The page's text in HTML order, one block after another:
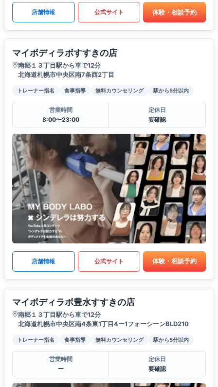
店舗情報 公式サイト 体験・相談予約
マイボディラボすすきの店
南郷１３丁目駅から車で12分
北海道札幌市中央区南7条西2丁目
トレーナー指名 食事指導 無料カウンセリング 駅から5分以内
営業時間
8:00〜23:00
定休日
要確認
店舗情報 公式サイト 体験・相談予約
マイボディラボ豊水すすきの店
南郷１３丁目駅から車で12分
北海道札幌市中央区南4条東1丁目4ー1フォーシーンBLD210
トレーナー指名 食事指導 無料カウンセリング 駅から5分以内
営業時間
ー
定休日
要確認